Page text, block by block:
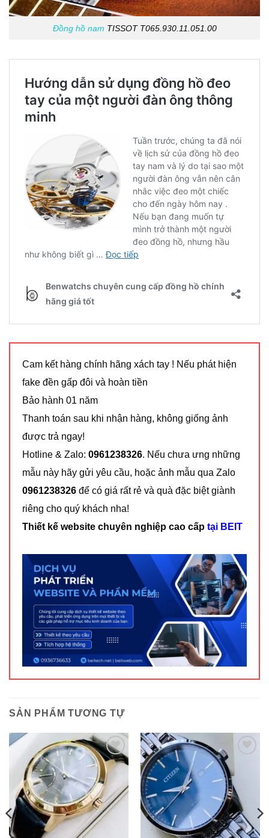
Đồng hồ nam TISSOT T065.930.11.051.00
Cam kết hàng chính hãng xách tay ! Nếu phát hiện
fake đền gấp đôi và hoàn tiền
Bảo hành 01 năm
Thanh toán sau khi nhận hàng, không giống ảnh
được trả ngay!
Hotline & Zalo: 0961238326. Nếu chưa ưng những
mẫu này hãy gửi yêu cầu, hoặc ảnh mẫu qua Zalo
0961238326 để có giá rất rẻ và quà đặc biệt giành
riêng cho quý khách nha!
Thiết kế website chuyên nghiệp cao cấp tại BEIT
SẢN PHẨM TƯƠNG TỰ